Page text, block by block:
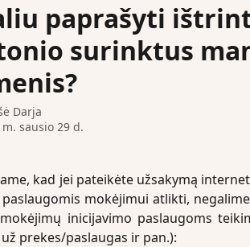
paprašyti
surinktus
Darja
sausio 29 d.
kad jei pateikėte užsakymą
mokėjimui atlikti,
inicijavimo paslaugoms
prekes/paslaugas ir pan.):